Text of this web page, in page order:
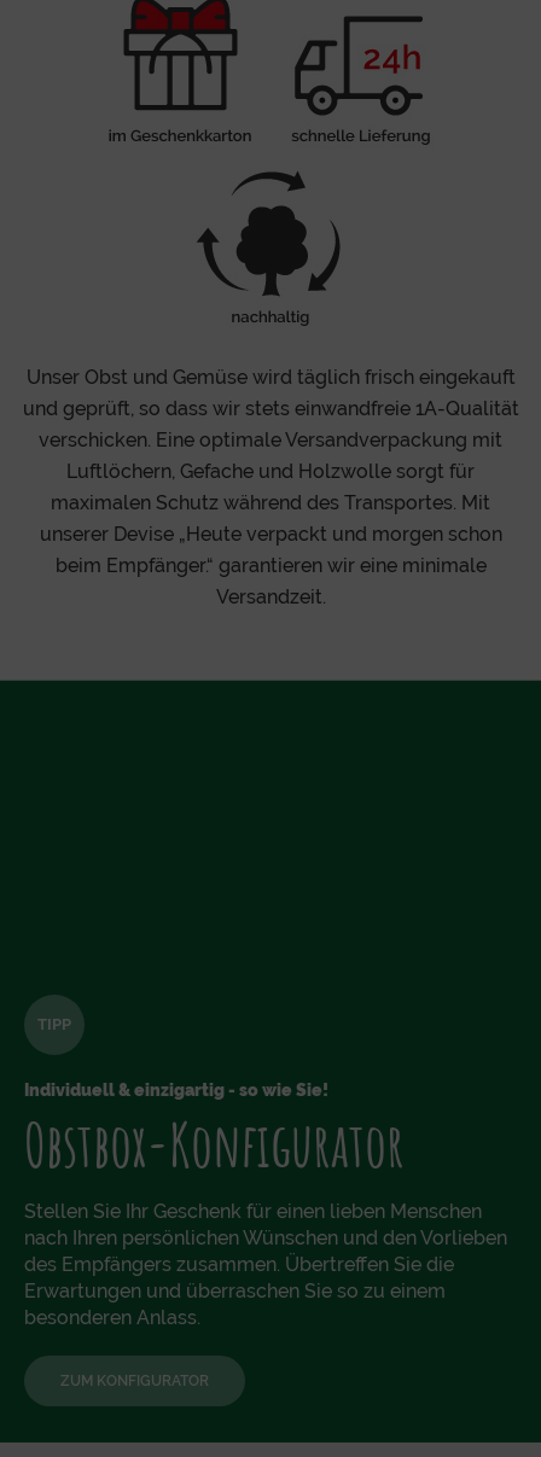
Unser Obst und Gemüse wird täglich frisch eingekauft
und geprüft, so dass wir stets einwandfreie 1A-Qualität
verschicken. Eine optimale Versandverpackung mit
Luftlöchern, Gefache und Holzwolle sorgt für
maximalen Schutz während des Transportes. Mit
unserer Devise „Heute verpackt und morgen schon
beim Empfänger.“ garantieren wir eine minimale
Versandzeit.
TIPP
Individuell & einzigartig - so wie Sie!
Obstbox-Konfigurator
Stellen Sie Ihr Geschenk für einen lieben Menschen
nach Ihren persönlichen Wünschen und den Vorlieben
des Empfängers zusammen. Übertreffen Sie die
Erwartungen und überraschen Sie so zu einem
besonderen Anlass.
ZUM KONFIGURATOR